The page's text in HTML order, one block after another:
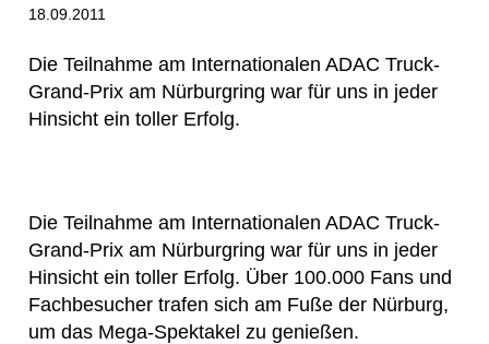
18.09.2011
Die Teilnahme am Internationalen ADAC Truck-
Grand-Prix am Nürburgring war für uns in jeder
Hinsicht ein toller Erfolg.
Die Teilnahme am Internationalen ADAC Truck-
Grand-Prix am Nürburgring war für uns in jeder
Hinsicht ein toller Erfolg. Über 100.000 Fans und
Fachbesucher trafen sich am Fuße der Nürburg,
um das Mega-Spektakel zu genießen.